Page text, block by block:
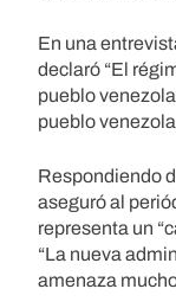
En una
declaró “El
pueblo
pueblo
Respondiendo
aseguró al
representa un
“La nueva
amenaza